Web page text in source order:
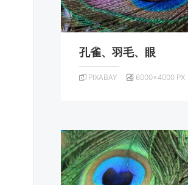
孔雀、羽毛、眼
PIXABAY 6000×4000 PX